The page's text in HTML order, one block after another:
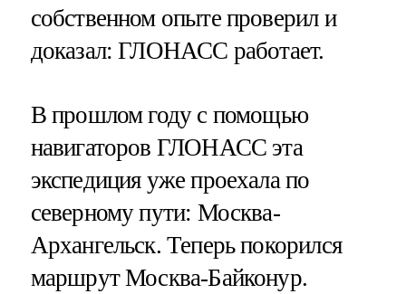
собственном опыте проверил и
доказал: ГЛОНАСС работает.
В прошлом году с помощью
навигаторов ГЛОНАСС эта
экспедиция уже проехала по
северному пути: Москва-
Архангельск. Теперь покорился
маршрут Москва-Байконур.